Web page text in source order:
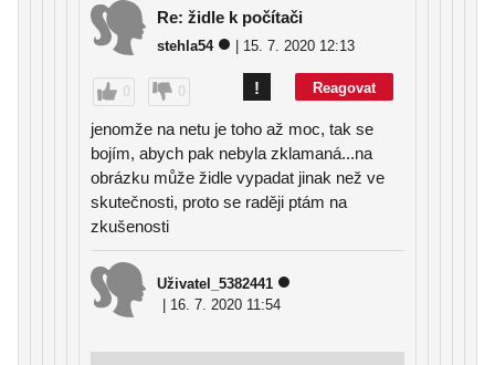
Re: židle k počítači
stehla54 | 15. 7. 2020 12:13
0 0 Reagovat
!
jenomže na netu je toho až moc, tak se
bojím, abych pak nebyla zklamaná...na
obrázku může židle vypadat jinak než ve
skutečnosti, proto se raději ptám na
zkušenosti
Uživatel_5382441
| 16. 7. 2020 11:54